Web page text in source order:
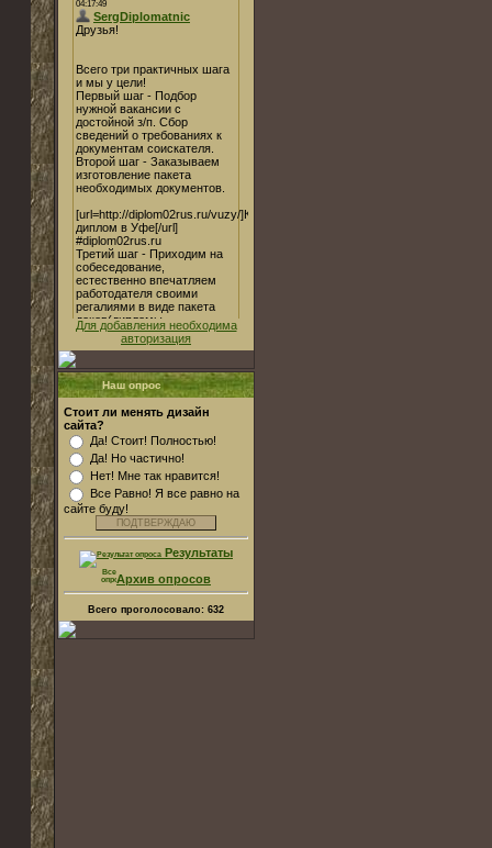
Для добавления необходима
авторизация
Наш опрос
Стоит ли менять дизайн
сайта?
Да! Стоит! Полностью!
Да! Но частично!
Нет! Мне так нравится!
Все Равно! Я все равно на
сайте буду!
Результаты
Архив опросов
Всего проголосовало: 632